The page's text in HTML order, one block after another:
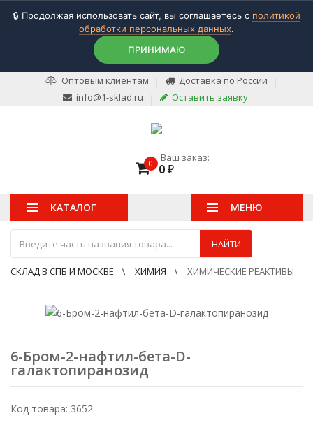
🔒 Продолжая использовать сайт, вы соглашаетесь с политикой
обработки персональных данных.
ПРИНИМАЮ
Оптовым клиентам
Доставка по России
info@1-sklad.ru
Оставить заявку
0 Ваш заказ:
0₽
КАТАЛОГ
НАЙТИ
МЕНЮ
СКЛАД В СПБ И МОСКВЕ ХИМИЯ ХИМИЧЕСКИЕ РЕАКТИВЫ
6-Бром-2-нафтил-бета-D-
галактопиранозид
Код товара: 3652